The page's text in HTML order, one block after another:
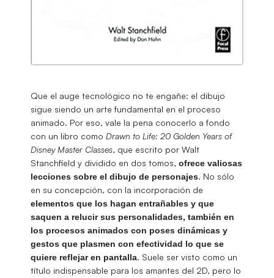
Que el auge tecnológico no te engañe: el dibujo
sigue siendo un arte fundamental en el proceso
animado. Por eso, vale la pena conocerlo a fondo
con un libro como Drawn to Life: 20 Golden Years of
Disney Master Classes, que escrito por Walt
Stanchfield y dividido en dos tomos, ofrece valiosas
lecciones sobre el dibujo de personajes. No sólo
en su concepción, con la incorporación de
elementos que los hagan entrañables y que
saquen a relucir sus personalidades, también en
los procesos animados con poses dinámicas y
gestos que plasmen con efectividad lo que se
quiere reflejar en pantalla. Suele ser visto como un
título indispensable para los amantes del 2D, pero lo